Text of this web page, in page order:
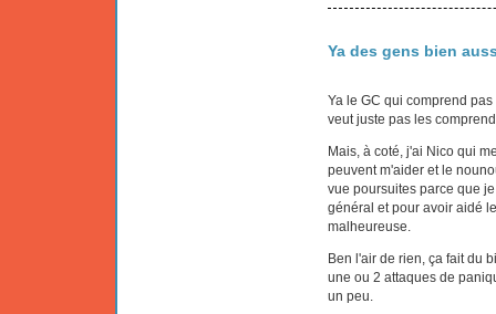
Ya des gens bien
Ya le GC qui comprend
veut juste pas les
Mais, à coté, j'ai Nico qui
peuvent m'aider et le
vue poursuites parce que
général et pour avoir aidé
malheureuse.
Ben l'air de rien, ça fait du
une ou 2 attaques de
un peu.